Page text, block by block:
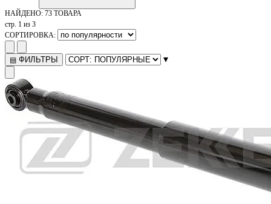
НАЙДЕНО: 73 ТОВАРА
стр. 1 из 3
СОРТИРОВКА:
▤ ФИЛЬТРЫ ▾